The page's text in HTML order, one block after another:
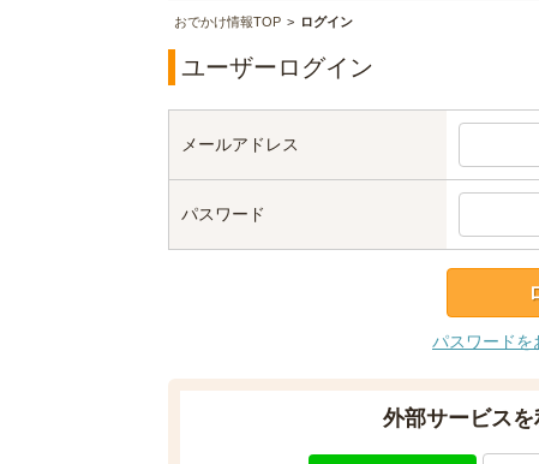
おでかけ情報TOP ログイン
ユーザーログイン
メールアドレス
パスワード
パスワードを
外部サービス